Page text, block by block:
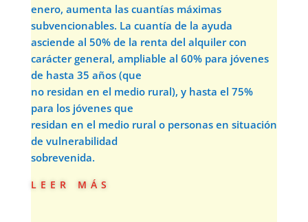
enero, aumenta las cuantías máximas
subvencionables. La cuantía de la ayuda
asciende al 50% de la renta del alquiler con
carácter general, ampliable al 60% para jóvenes
de hasta 35 años (que
no residan en el medio rural), y hasta el 75%
para los jóvenes que
residan en el medio rural o personas en situación
de vulnerabilidad
sobrevenida.
leer más